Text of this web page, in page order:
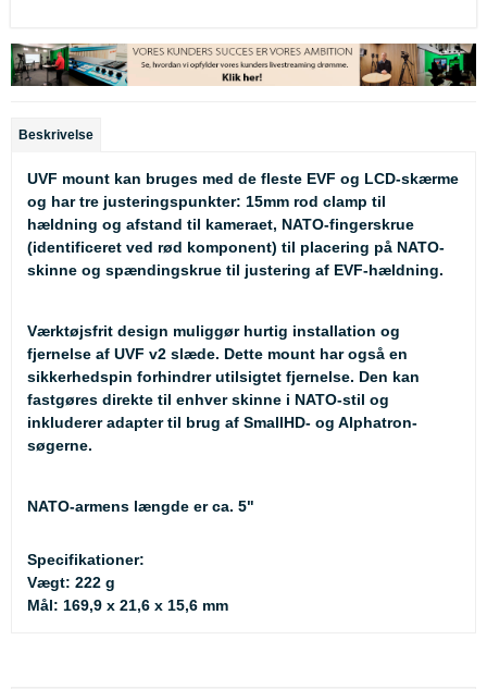
Beskrivelse
UVF mount kan bruges med de fleste EVF og LCD-skærme
og har tre justeringspunkter: 15mm rod clamp til
hældning og afstand til kameraet, NATO-fingerskrue
(identificeret ved rød komponent) til placering på NATO-
skinne og spændingskrue til justering af EVF-hældning.
Værktøjsfrit design muliggør hurtig installation og
fjernelse af UVF v2 slæde. Dette mount har også en
sikkerhedspin forhindrer utilsigtet fjernelse. Den kan
fastgøres direkte til enhver skinne i NATO-stil og
inkluderer adapter til brug af SmallHD- og Alphatron-
søgerne.
NATO-armens længde er ca. 5"
Specifikationer:
Vægt: 222 g
Mål: 169,9 x 21,6 x 15,6 mm